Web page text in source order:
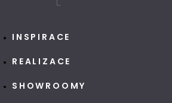
INSPIRACE
REALIZACE
SHOWROOMY